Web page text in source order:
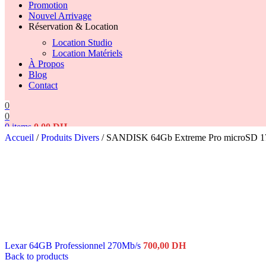
Promotion
Nouvel Arrivage
Réservation & Location
Location Studio
Location Matériels
À Propos
Blog
Contact
0
0
0items 0,00DH
Search
Accueil / Produits Divers / SANDISK 64Gb Extreme Pro microSD
Lexar 64GB Professionnel 270Mb/s 700,00 DH
Back to products